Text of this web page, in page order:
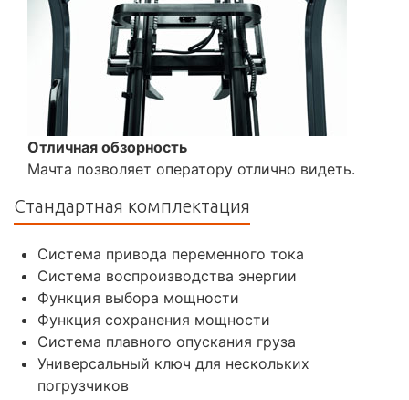
Отличная обзорность
Мачта позволяет оператору отлично видеть.
Стандартная комплектация
Система привода переменного тока
Система воспроизводства энергии
Функция выбора мощности
Функция сохранения мощности
Система плавного опускания груза
Универсальный ключ для нескольких
погрузчиков